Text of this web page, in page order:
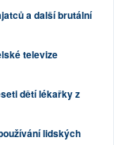
a další brutální
televize
dětí lékařky z
lidských